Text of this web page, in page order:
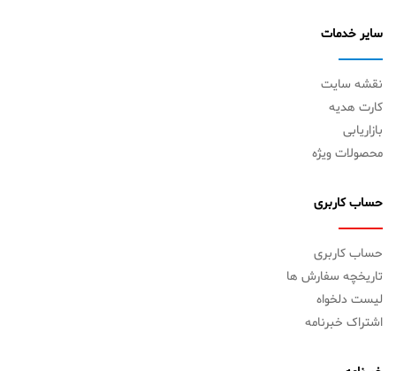
سایر خدمات
نقشه سایت
کارت هدیه
بازاریابی
محصولات ویژه
حساب کاربری
حساب کاربری
تاریخچه سفارش ها
لیست دلخواه
اشتراک خبرنامه